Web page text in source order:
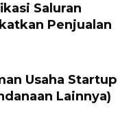
Saluran
Penjualan
Usaha Startup
Lainnya)